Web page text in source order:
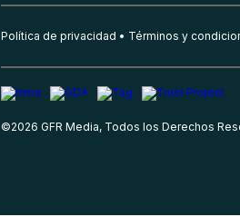
Política de privacidad Términos y
©2026 GFR Media, Todos los Derechos